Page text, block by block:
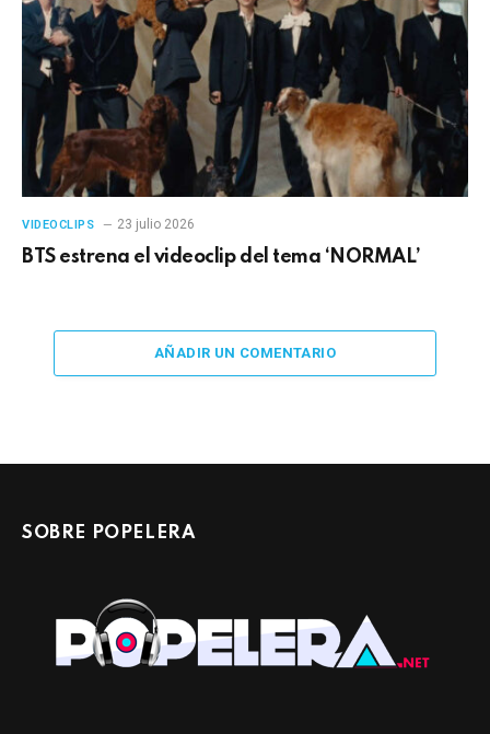
VIDEOCLIPS 23 julio 2026
BTS estrena el videoclip del tema ‘NORMAL’
AÑADIR UN COMENTARIO
SOBRE POPELERA